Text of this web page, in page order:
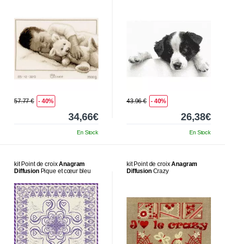
57.77 € - 40%
34,66€
En Stock
43.96 € - 40%
26,38€
En Stock
kit Point de croixAnagram
DiffusionPique et cœur bleu
kit Point de croixAnagram
DiffusionCrazy